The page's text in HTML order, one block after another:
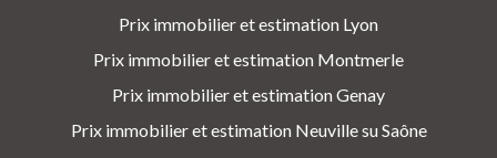
Prix immobilier et estimation Lyon
Prix immobilier et estimation Montmerle
Prix immobilier et estimation Genay
Prix immobilier et estimation Neuville su Saône